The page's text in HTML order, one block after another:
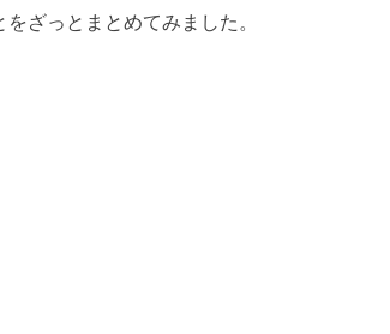
ざっとまとめてみました。